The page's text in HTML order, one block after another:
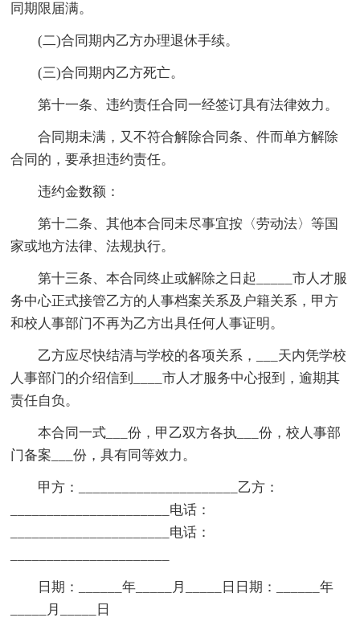
同期限届满。
(二)合同期内乙方办理退休手续。
(三)合同期内乙方死亡。
第十一条、违约责任合同一经签订具有法律效力。
合同期未满，又不符合解除合同条、件而单方解除
合同的，要承担违约责任。
违约金数额：
第十二条、其他本合同未尽事宜按〈劳动法〉等国
家或地方法律、法规执行。
第十三条、本合同终止或解除之日起_____市人才服
务中心正式接管乙方的人事档案关系及户籍关系，甲方
和校人事部门不再为乙方出具任何人事证明。
乙方应尽快结清与学校的各项关系，___天内凭学校
人事部门的介绍信到____市人才服务中心报到，逾期其
责任自负。
本合同一式___份，甲乙双方各执___份，校人事部
门备案___份，具有同等效力。
甲方：______________________乙方：
______________________电话：
______________________电话：
日期：______年_____月_____日日期：______年
_____月_____日